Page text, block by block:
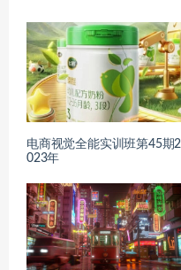
电商视觉全能实训班第45期2
023年